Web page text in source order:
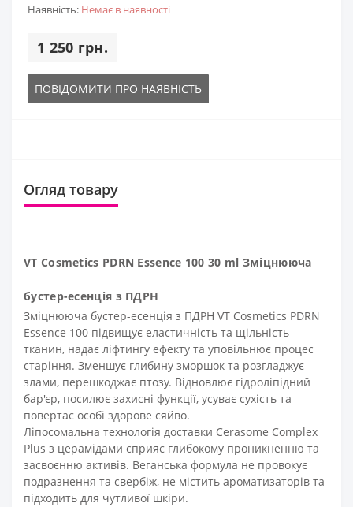
Наявність: Немає в наявності
1 250 грн.
ПОВІДОМИТИ ПРО НАЯВНІСТЬ
Огляд товару
VT Cosmetics PDRN Essence 100 30 ml Зміцнююча
бустер-есенція з ПДРН
Зміцнююча бустер-есенція з ПДРН VT Cosmetics PDRN
Essence 100 підвищує еластичність та щільність
тканин, надає ліфтингу ефекту та уповільнює процес
старіння. Зменшує глибину зморшок та розгладжує
злами, перешкоджає птозу. Відновлює гідроліпідний
бар'єр, посилює захисні функції, усуває сухість та
повертає особі здорове сяйво.
Ліпосомальна технологія доставки Cerasome Complex
Plus з церамідами сприяє глибокому проникненню та
засвоєнню активів. Веганська формула не провокує
подразнення та свербіж, не містить ароматизаторів та
підходить для чутливої ​​шкіри.